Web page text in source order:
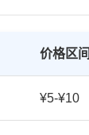
价格区间
¥5-¥10